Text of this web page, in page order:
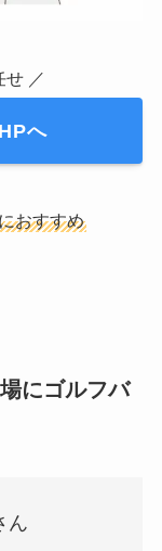
せ ／
へ
おすすめ
にゴルフバ
ん